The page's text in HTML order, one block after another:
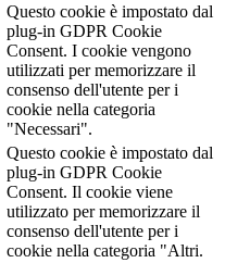
Questo cookie è impostato dal
plug-in GDPR Cookie
Consent. I cookie vengono
utilizzati per memorizzare il
consenso dell'utente per i
cookie nella categoria
"Necessari".
Questo cookie è impostato dal
plug-in GDPR Cookie
Consent. Il cookie viene
utilizzato per memorizzare il
consenso dell'utente per i
cookie nella categoria "Altri.